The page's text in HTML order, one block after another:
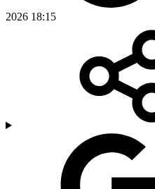
2026 18:15